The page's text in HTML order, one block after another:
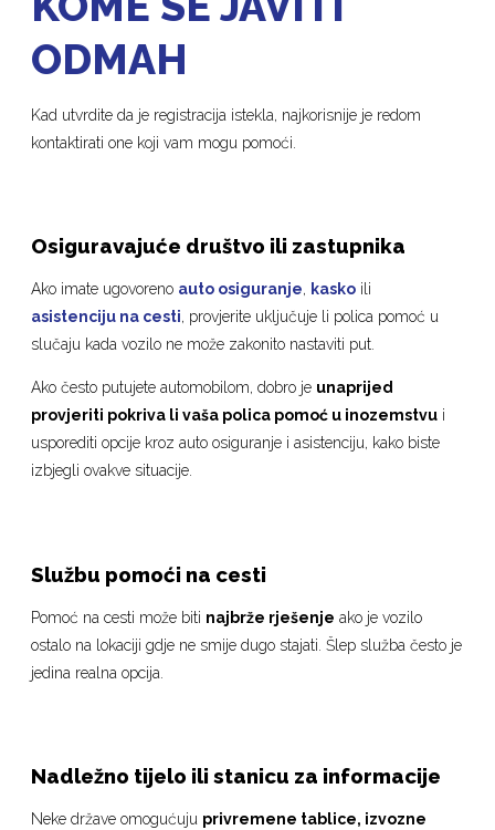
ODMAH
Kad utvrdite da je registracija istekla, najkorisnije je redom
kontaktirati one koji vam mogu pomoći.
Osiguravajuće društvo ili zastupnika
Ako imate ugovoreno auto osiguranje, kasko ili
asistenciju na cesti, provjerite uključuje li polica pomoć u
slučaju kada vozilo ne može zakonito nastaviti put.
Ako često putujete automobilom, dobro je unaprijed
provjeriti pokriva li vaša polica pomoć u inozemstvu i
usporediti opcije kroz auto osiguranje i asistenciju, kako biste
izbjegli ovakve situacije.
Službu pomoći na cesti
Pomoć na cesti može biti najbrže rješenje ako je vozilo
ostalo na lokaciji gdje ne smije dugo stajati. Šlep služba često je
jedina realna opcija.
Nadležno tijelo ili stanicu za informacije
Neke države omogućuju privremene tablice, izvozne